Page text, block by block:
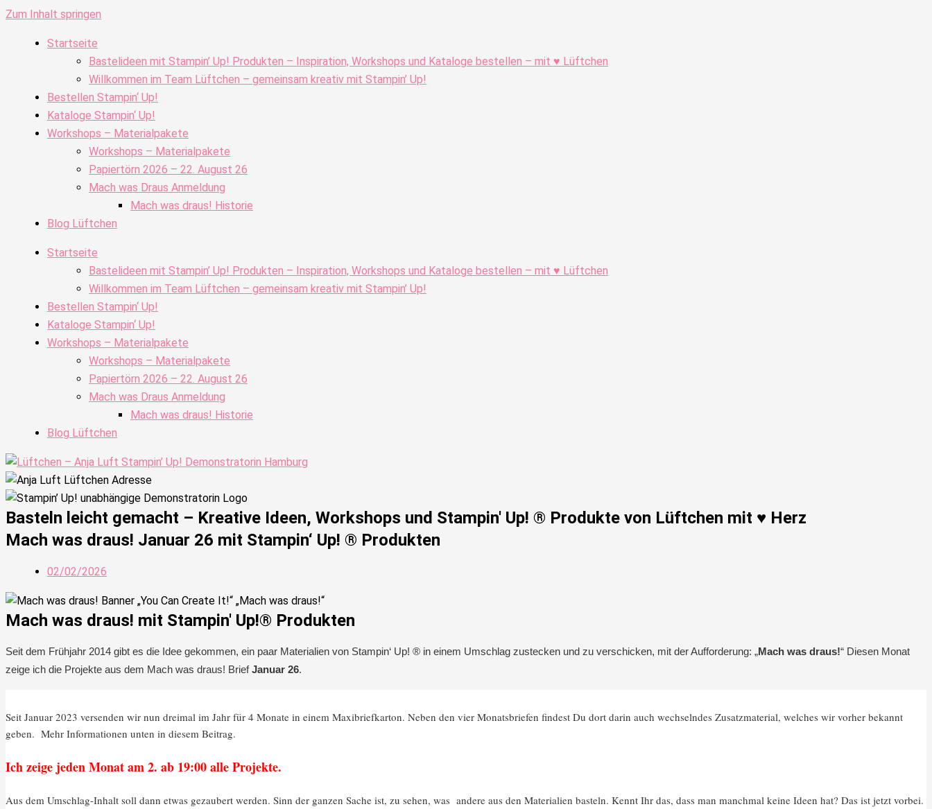
Zum Inhalt springen
Startseite
Bastelideen mit Stampin’ Up! Produkten – Inspiration, Workshops und Kataloge bestellen – mit ♥ Lüftchen
Willkommen im Team Lüftchen – gemeinsam kreativ mit Stampin’ Up!
Bestellen Stampin‘ Up!
Kataloge Stampin‘ Up!
Workshops – Materialpakete
Workshops – Materialpakete
Papiertörn 2026 – 22. August 26
Mach was Draus Anmeldung
Mach was draus! Historie
Blog Lüftchen
Startseite
Bastelideen mit Stampin’ Up! Produkten – Inspiration, Workshops und Kataloge bestellen – mit ♥ Lüftchen
Willkommen im Team Lüftchen – gemeinsam kreativ mit Stampin’ Up!
Bestellen Stampin‘ Up!
Kataloge Stampin‘ Up!
Workshops – Materialpakete
Workshops – Materialpakete
Papiertörn 2026 – 22. August 26
Mach was Draus Anmeldung
Mach was draus! Historie
Blog Lüftchen
Basteln leicht gemacht – Kreative Ideen, Workshops und Stampin' Up! ® Produkte von Lüftchen mit ♥ Herz
Mach was draus! Januar 26 mit Stampin‘ Up! ® Produkten
02/02/2026
Mach was draus! mit Stampin' Up!® Produkten
Seit dem Frühjahr 2014 gibt es die Idee gekommen, ein paar Materialien von Stampin‘ Up! ® in einem Umschlag zustecken und zu verschicken, mit der Aufforderung: „Mach was draus!“ Diesen Monat
zeige ich die Projekte aus dem Mach was draus! BriefJanuar 26.
Seit Januar 2023 versenden wir nun dreimal im Jahr für 4 Monate in einem Maxibriefkarton. Neben den vier Monatsbriefen findest Du dort darin auch wechselndes Zusatzmaterial, welches wir vorher bekannt
geben. Mehr Informationen unten in diesem Beitrag.
Ich zeige jeden Monat am 2. ab 19:00 alle Projekte.
Aus dem Umschlag-Inhalt soll dann etwas gezaubert werden. Sinn der ganzen Sache ist, zu sehen, was andere aus den Materialien basteln. Kennt Ihr das, dass man manchmal keine Ideen hat? Das ist jetzt vorbei.